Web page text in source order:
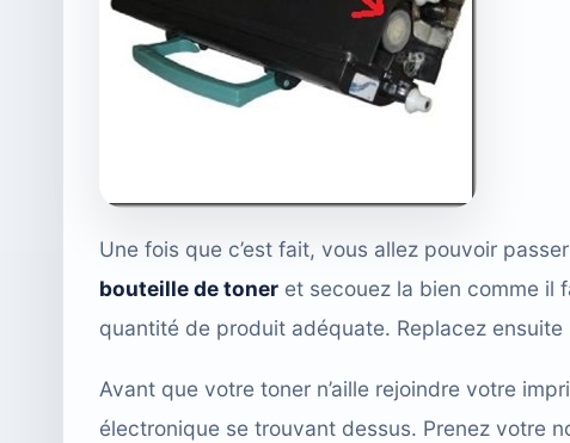
Une fois que c’est fait, vous allez pouvoir
bouteille de toner et secouez la bien comme il
quantité de produit adéquate. Replacez
Avant que votre toner n’aille rejoindre votre
électronique se trouvant dessus. Prenez votre